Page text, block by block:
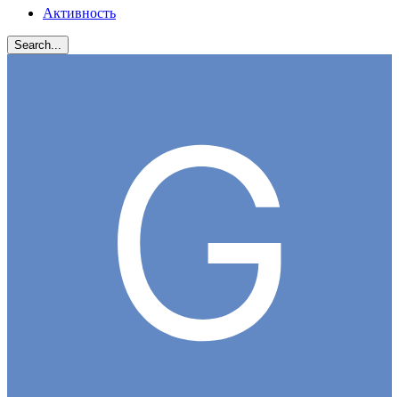
Активность
Search...